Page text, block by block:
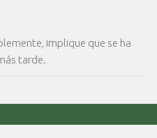
implique que se ha
tarde.